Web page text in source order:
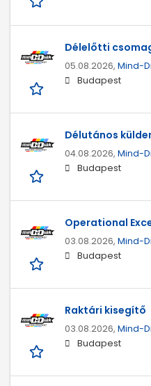
Délelőtti
05.08.2026, Mind-
Budapest
Délutános
04.08.2026, Mind-
Budapest
Operational
03.08.2026, Mind-
Budapest
Raktári kisegítő
03.08.2026, Mind-
Budapest